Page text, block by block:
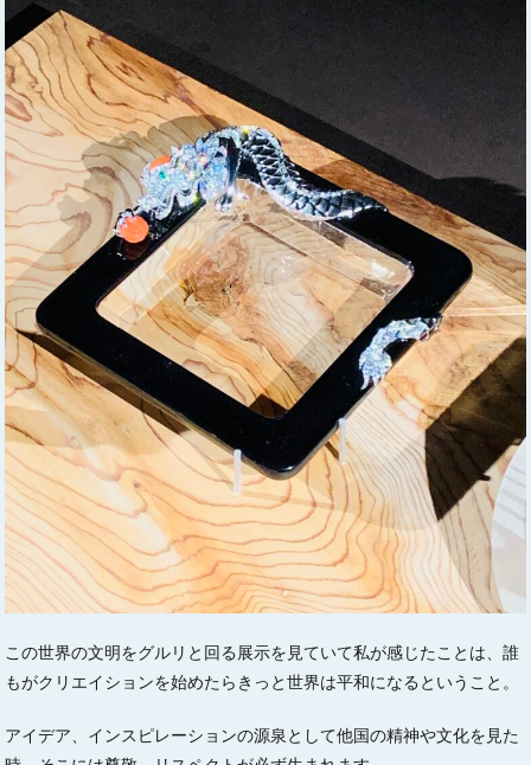
この世界の文明をグルリと回る展示を見ていて私が感じたことは、誰
もがクリエイションを始めたらきっと世界は平和になるということ。
アイデア、インスピレーションの源泉として他国の精神や文化を見た